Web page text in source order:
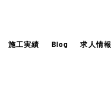
施工実績 Blog 求人情報